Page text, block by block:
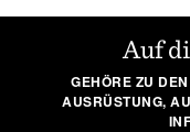
Auf
GEHÖRE ZU
AUSRÜSTUNG,